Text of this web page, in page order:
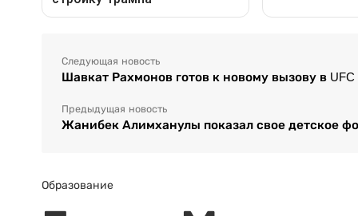
Следующая новость
Шавкат Рахмонов готов к новому вызову в UFC
Предыдущая новость
Жанибек Алимханулы показал свое детское
Образование